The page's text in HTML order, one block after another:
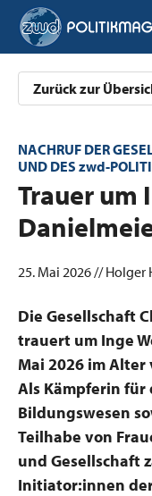
Zurück zur
NACHRUF DER
UND DES zwd-
:Trauer um
25. Mai 2026 //
Die Gesellschaft
trauert um Inge
Mai 2026 im
Als Kämpferin für
Bildungswesen
Teilhabe von
und Gesellschaft
Initiator:innen